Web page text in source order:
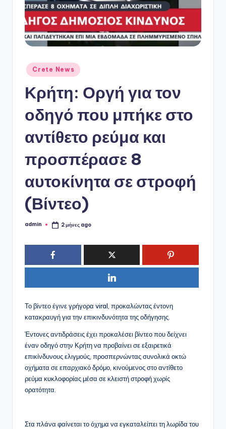
P
o
Αναρτήθηκε
σε
Crete News
Κρήτη: Οργή για τον
οδηγό που μπήκε στο
αντίθετο ρεύμα και
προσπέρασε 8
αυτοκίνητα σε στροφή
(Βίντεο)
Συγγραφέας:
admin 2 μήνες ago
Το βίντεο έγινε γρήγορα viral, προκαλώντας έντονη
κατακραυγή για την επικινδυνότητα της οδήγησης.
Έντονες αντιδράσεις έχει προκαλέσει βίντεο που δείχνει
έναν οδηγό στην Κρήτη να προβαίνει σε εξαιρετικά
επικίνδυνους ελιγμούς, προσπερνώντας συνολικά οκτώ
οχήματα σε επαρχιακό δρόμο, κινούμενος στο αντίθετο
ρεύμα κυκλοφορίας μέσα σε κλειστή στροφή χωρίς
ορατότητα.
Στα πλάνα φαίνεται το όχημα να εγκαταλείπει τη λωρίδα του